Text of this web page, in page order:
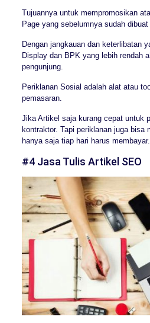
Tujuannya untuk mempromosikan
Page yang sebelumnya sudah
Dengan jangkauan dan keterlibatan
Display dan BPK yang lebih rendah
pengunjung.
Periklanan Sosial adalah alat atau
pemasaran.
Jika Artikel saja kurang cepat untuk
kontraktor. Tapi periklanan juga bisa
hanya saja tiap hari harus membayar.
#4 Jasa Tulis Artikel SEO